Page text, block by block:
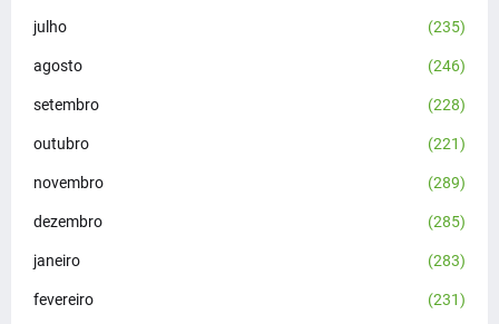
julho (235)
agosto (246)
setembro (228)
outubro (221)
novembro (289)
dezembro (285)
janeiro (283)
fevereiro (231)